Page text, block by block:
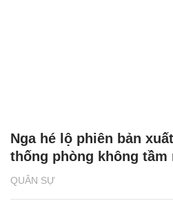
QUÂN SỰ
Nga hé lộ phiên bản
thống phòng không tầm